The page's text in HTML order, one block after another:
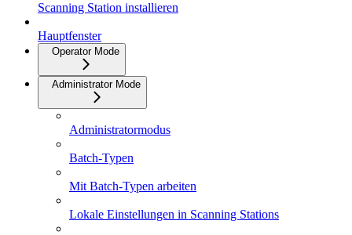
Scanning Station installieren
Hauptfenster
Operator Mode
Administrator Mode
Administratormodus
Batch-Typen
Mit Batch-Typen arbeiten
Lokale Einstellungen in Scanning Stations